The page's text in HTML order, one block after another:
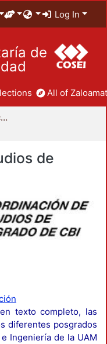
Log In
de
All of
División de Ciencias Básicas e Ingeniería
de
texto completo, las
diferentes posgrados
Ingeniería de la UAM